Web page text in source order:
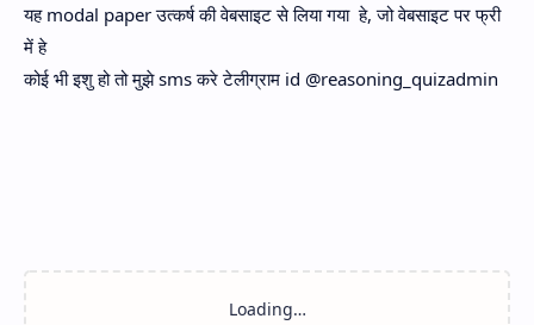
यह modal paper उत्कर्ष की वेबसाइट से लिया गया हे, जो वेबसाइट पर फ्री
में हे
कोई भी इशु हो तो मुझे sms करे टेलीग्राम id @reasoning_quizadmin